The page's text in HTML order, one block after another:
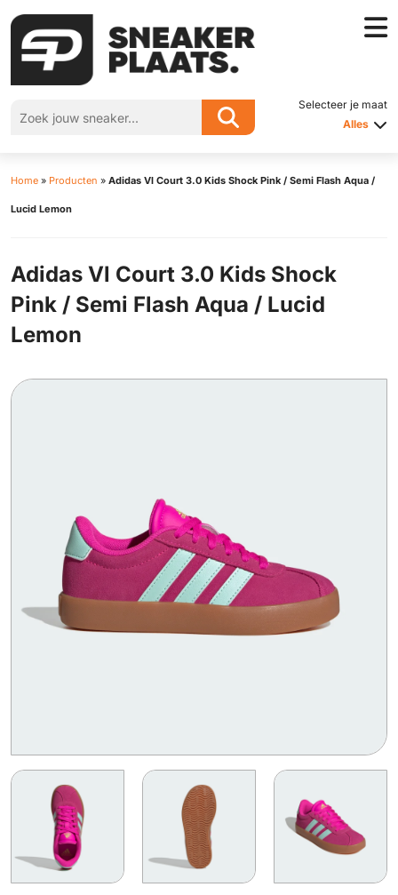
Selecteer je maat
Alles
Home » Producten » Adidas Vl Court 3.0 Kids Shock Pink / Semi Flash Aqua /
Lucid Lemon
Adidas Vl Court 3.0 Kids Shock
Pink / Semi Flash Aqua / Lucid
Lemon